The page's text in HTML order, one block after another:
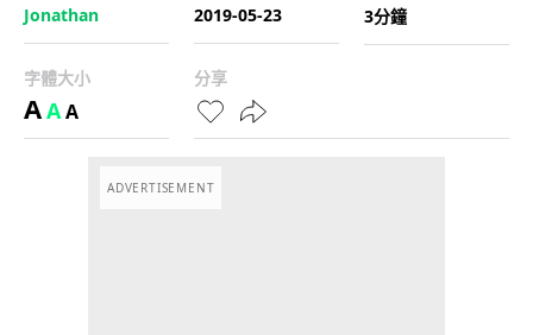
Jonathan
2019-05-23
3分鐘
字體大小
AAA
分享
ADVERTISEMENT